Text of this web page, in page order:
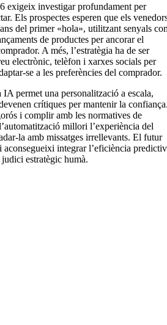
exigeix investigar profundament per
Els prospectes esperen que els
del primer «hola», utilitzant senyals
de productes per ancorar el
A més, l’estratègia ha de ser
electrònic, telèfon i xarxes socials per
se a les preferències del comprador.
permet una personalització a escala,
crítiques per mantenir la
i complir amb les normatives de
millori l’experiència del
la amb missatges irrellevants. El futur
aconsegueixi integrar l’eficiència
estratègic humà.